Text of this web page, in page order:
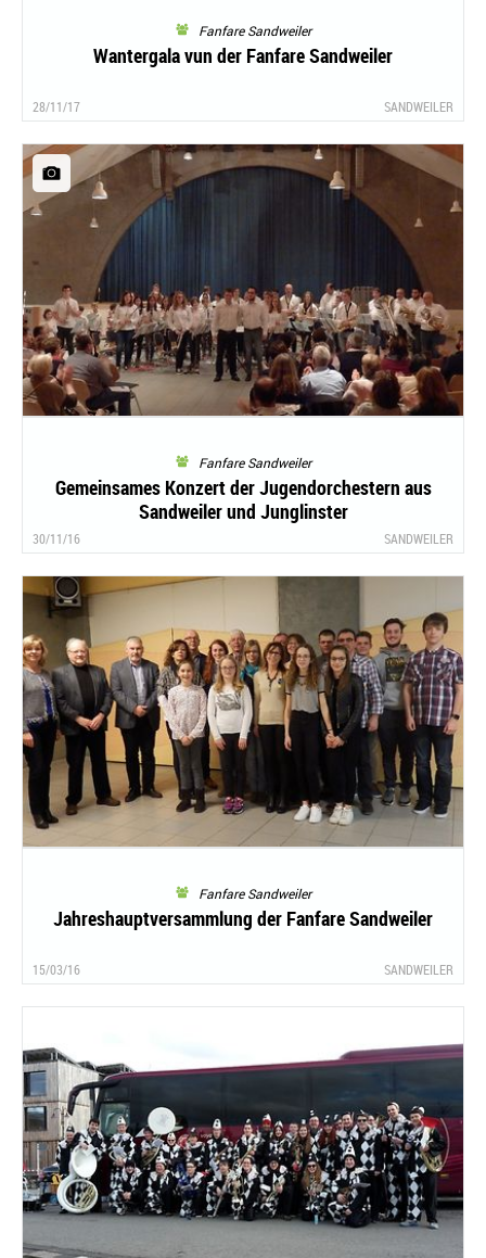
Fanfare Sandweiler
Wantergala vun der Fanfare Sandweiler
28/11/17 SANDWEILER
Fanfare Sandweiler
Gemeinsames Konzert der Jugendorchestern aus
Sandweiler und Junglinster
30/11/16 SANDWEILER
Fanfare Sandweiler
Jahreshauptversammlung der Fanfare Sandweiler
15/03/16 SANDWEILER